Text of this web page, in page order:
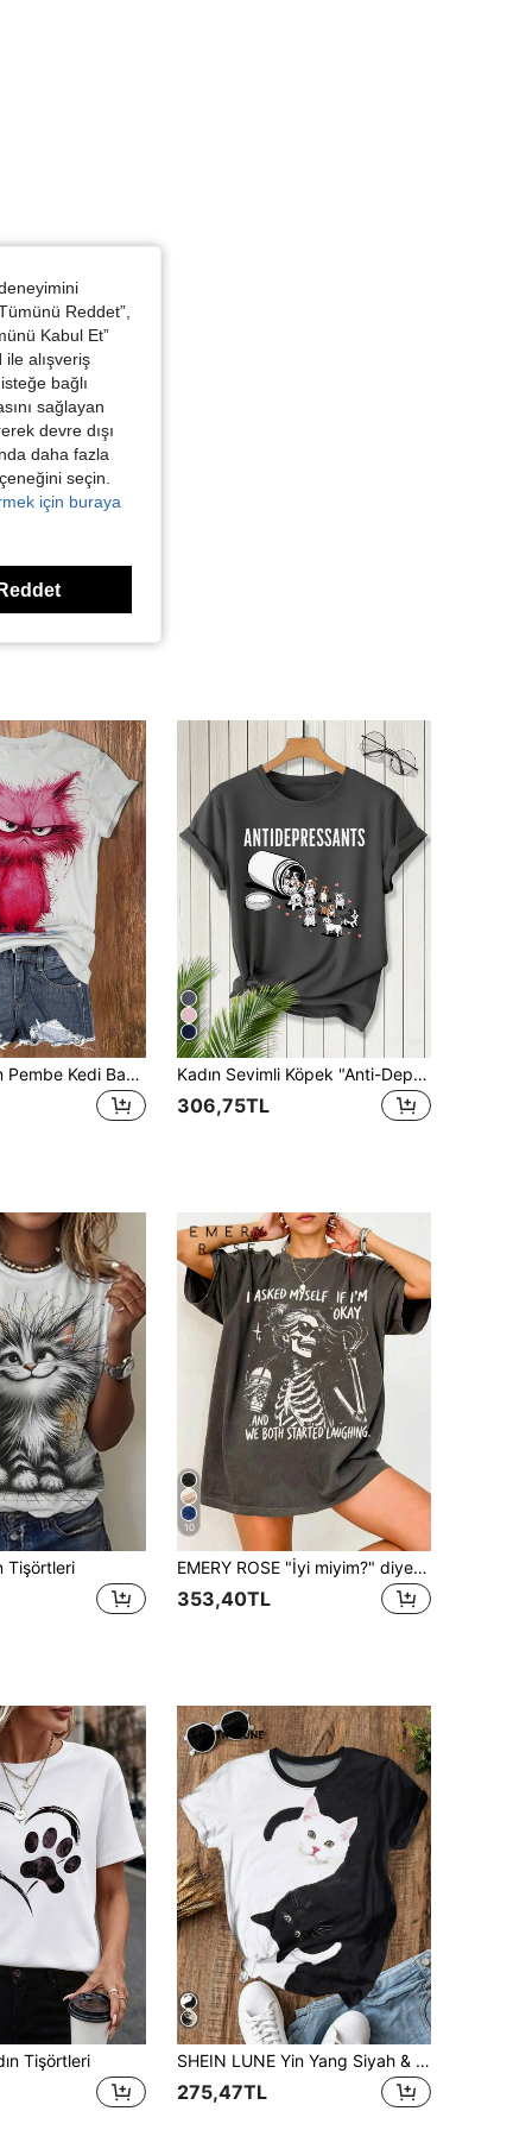
82 cm / 32 in, Renk: Çok renkli, Boyut: L
INAWLY Kadın Pembe Kedi Baskılı Rahat Yuvarlak Yaka Tişört Grafik Tişörtler Kadın Üstleri Kadın Sevimli Köpek "Anti-Depressant" Baskılı Bisiklet Yaka Kısa Kollu Tişört, Yeni Minimalist Günlük Tatil Stili Örme Kumaş Regular Fit Üst, Yazlık
306,75TL
Tişörtleri
10
EMERY ROSE "İyi miyim?" diye Kendime Sordum İskelet Tişörtü, Alaycı, İğneleyici, Komik Ruh Sağlığı Tişörtü, Vintage Grafik Tişört, Kadın Grafik Tişörtler
353,40TL
Tişörtleri SHEIN LUNE Yin Yang Siyah & Beyaz Kedi Baskılı Yuvarlak Yaka Kısa Kollu Tişört, Rahat Ve Rahat
275,47TL
Reddet”,
Kabul Et”
alışveriş
bağlı
sağlayan
devre dışı
daha fazla
seçin.
için buraya